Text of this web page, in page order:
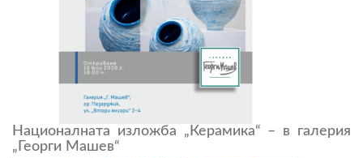
Националната изложба „Керамика“ – в галерия
„Георги Машев“